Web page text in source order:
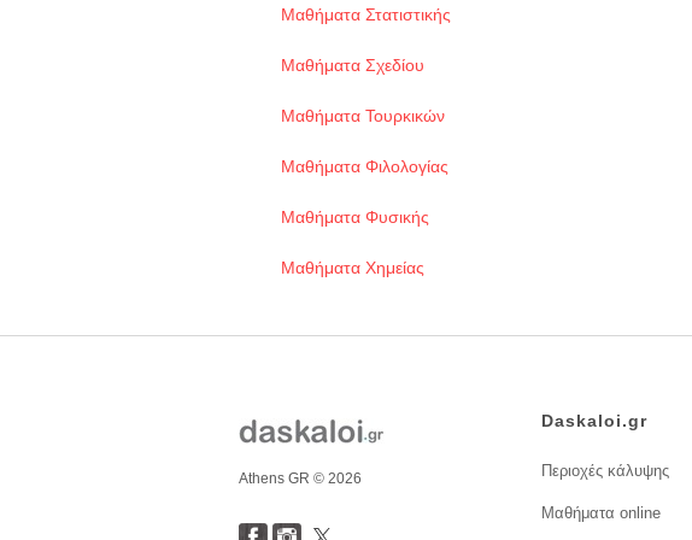
Μαθήματα Στατιστικής
Μαθήματα Σχεδίου
Μαθήματα Τουρκικών
Μαθήματα Φιλολογίας
Μαθήματα Φυσικής
Μαθήματα Χημείας
Athens GR © 2026
Daskaloi.gr
Περιοχές κάλυψης
Μαθήματα online